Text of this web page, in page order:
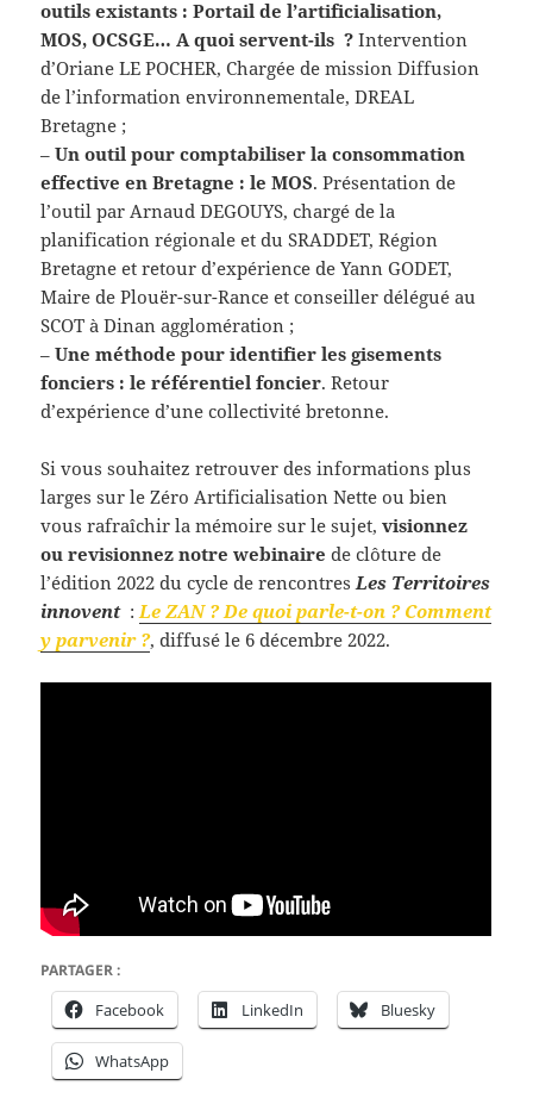
outils existants : Portail de l’artificialisation,
MOS, OCSGE… A quoi servent-ils ? Intervention
d’Oriane LE POCHER, Chargée de mission Diffusion
de l’information environnementale, DREAL
Bretagne ;
–Un outil pour comptabiliser la consommation
effective en Bretagne : le MOS. Présentation de
l’outil par Arnaud DEGOUYS, chargé de la
planification régionale et du SRADDET, Région
Bretagne et retour d’expérience de Yann GODET,
Maire de Plouër-sur-Rance et conseiller délégué au
SCOT à Dinan agglomération ;
–Une méthode pour identifier les gisements
fonciers : le référentiel foncier. Retour
d’expérience d’une collectivité bretonne.
Si vous souhaitez retrouver des informations plus
larges sur le Zéro Artificialisation Nette ou bien
vous rafraîchir la mémoire sur le sujet, visionnez
ou revisionnez notre webinairede clôture de
l’édition 2022 du cycle de rencontres Les Territoires
innovent : Le ZAN ? De quoi parle-t-on ? Comment
y parvenir ?, diffusé le 6 décembre 2022.
PARTAGER :
Facebook LinkedIn Bluesky
WhatsApp